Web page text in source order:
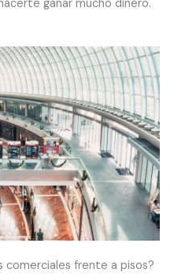
ganar mucho dinero.
comerciales frente a pisos?